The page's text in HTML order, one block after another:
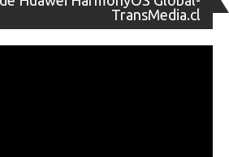
TransMedia.cl
de